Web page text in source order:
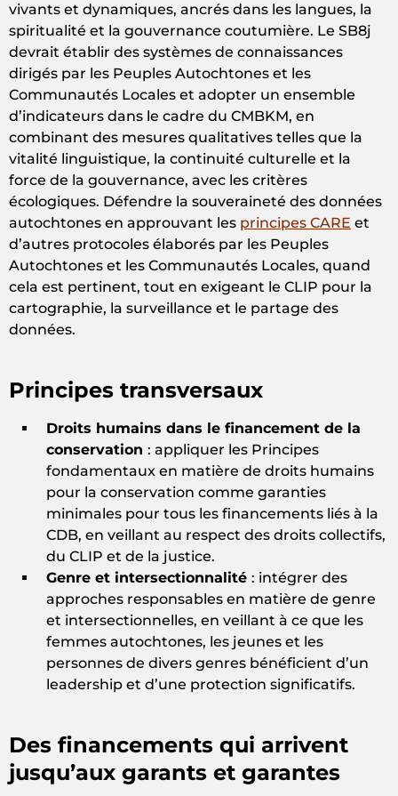
vivants et dynamiques, ancrés dans les langues, la
spiritualité et la gouvernance coutumière. Le SB8j
devrait établir des systèmes de connaissances
dirigés par les Peuples Autochtones et les
Communautés Locales et adopter un ensemble
d’indicateurs dans le cadre du CMBKM, en
combinant des mesures qualitatives telles que la
vitalité linguistique, la continuité culturelle et la
force de la gouvernance, avec les critères
écologiques. Défendre la souveraineté des données
autochtones en approuvant les principes CARE et
d’autres protocoles élaborés par les Peuples
Autochtones et les Communautés Locales, quand
cela est pertinent, tout en exigeant le CLIP pour la
cartographie, la surveillance et le partage des
données.
Principes transversaux
Droits humains dans le financement de la
conservation : appliquer les Principes
fondamentaux en matière de droits humains
pour la conservation comme garanties
minimales pour tous les financements liés à la
CDB, en veillant au respect des droits collectifs,
du CLIP et de la justice.
Genre et intersectionnalité : intégrer des
approches responsables en matière de genre
et intersectionnelles, en veillant à ce que les
femmes autochtones, les jeunes et les
personnes de divers genres bénéficient d’un
leadership et d’une protection significatifs.
Des financements qui arrivent
jusqu’aux garants et garantes